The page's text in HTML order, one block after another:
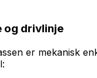
og drivlinje
er mekanisk